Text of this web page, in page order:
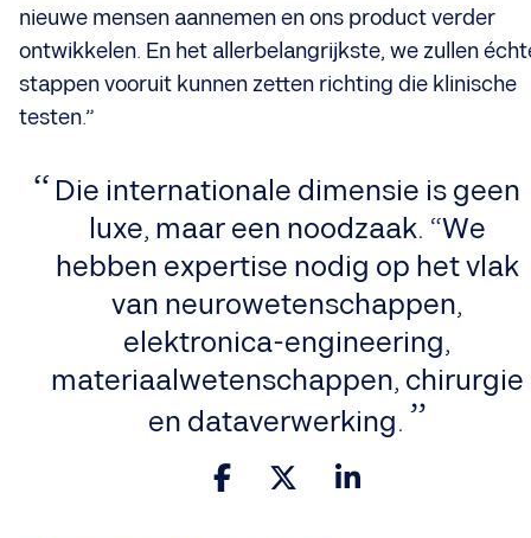
nieuwe mensen aannemen en ons product verder
ontwikkelen. En het allerbelangrijkste, we zullen
stappen vooruit kunnen zetten richting die klinische
testen.”
​Die internationale dimensie is geen
luxe, maar een noodzaak. “We
hebben expertise nodig op het vlak
van neurowetenschappen,
elektronica-engineering,
materiaalwetenschappen, chirurgie
en dataverwerking.